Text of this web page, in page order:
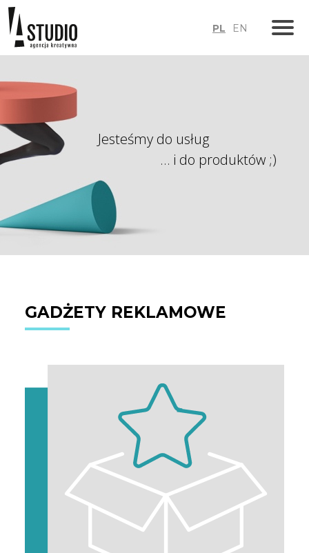
to
content
PL EN
Jesteśmy do usług
… i do produktów ;)
GADŻETY REKLAMOWE